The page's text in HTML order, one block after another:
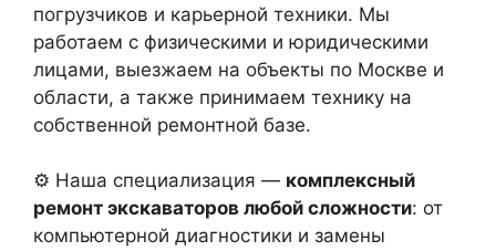
погрузчиков и карьерной техники. Мы
работаем с физическими и юридическими
лицами, выезжаем на объекты по Москве и
области, а также принимаем технику на
собственной ремонтной базе.
⚙ Наша специализация — комплексный
ремонт экскаваторов любой сложности: от
компьютерной диагностики и замены